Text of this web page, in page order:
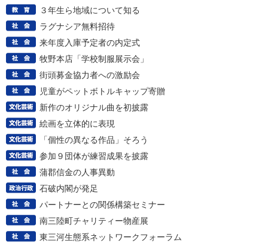
３年生ら地域について知る
ラグナシア無料招待
来年度入庫予定者の内定式
牧野本店「学校制服展示会」
街頭募金協力者への激励会
児童がペットボトルキャップ寄贈
新作のオリジナル曲を初披露
絵画を立体的に表現
「個性の異なる作品」そろう
参加９団体が練習成果を披露
蒲郡信金の人事異動
石破内閣が発足
パートナーとの関係構築セミナー
南三陸町チャリティー物産展
東三河生態系ネットワークフォーラム